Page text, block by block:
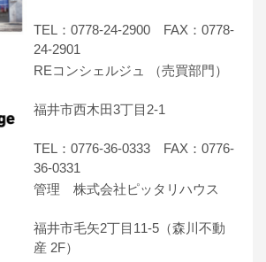
TEL：0778-24-2900 FAX：0778-
24-2901
REコンシェルジュ （売買部門）
福井市西木田3丁目2-1
TEL：0776-36-0333 FAX：0776-
36-0331
管理 株式会社ピッタリハウス
福井市毛矢2丁目11-5（森川不動
産 2F）